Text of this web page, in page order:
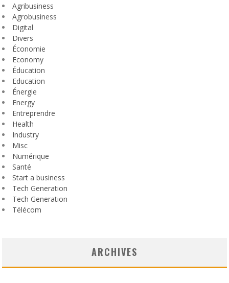
Agribusiness
Agrobusiness
Digital
Divers
Économie
Economy
Éducation
Education
Énergie
Energy
Entreprendre
Health
Industry
Misc
Numérique
Santé
Start a business
Tech Generation
Tech Generation
Télécom
ARCHIVES